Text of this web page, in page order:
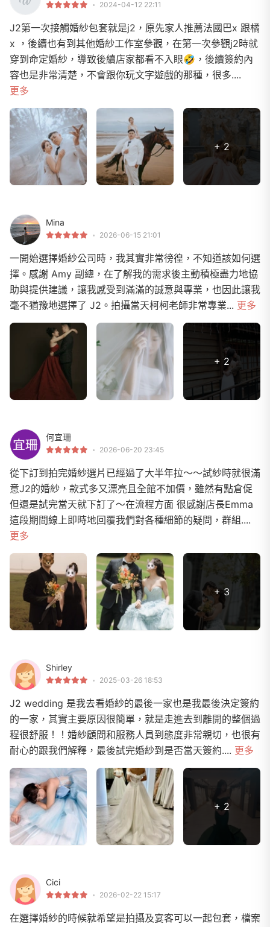
2024-04-12 22:11
J2第一次接觸婚紗包套就是j2，原先家人推薦法國巴x 跟橘
x ，後續也有到其他婚紗工作室參觀，在第一次參觀j2時就
穿到命定婚紗，導致後續店家都看不入眼🤣，後續簽約內
容也是非常清楚，不會跟你玩文字遊戲的那種，很多....
更多
+ 2
Mina
2026-06-15 21:01
一開始選擇婚紗公司時，我其實非常徬徨，不知道該如何選
擇。感謝 Amy 副總，在了解我的需求後主動積極盡力地協
助與提供建議，讓我感受到滿滿的誠意與專業，也因此讓我
毫不猶豫地選擇了 J2。拍攝當天柯柯老師非常專業... 更多
+ 2
何宜珊
2026-06-20 23:45
從下訂到拍完婚紗選片已經過了大半年拉～～試紗時就很滿
意J2的婚紗，款式多又漂亮且全館不加價，雖然有點倉促
但還是試完當天就下訂了～在流程方面 很感謝店長Emma
這段期間線上即時地回覆我們對各種細節的疑問，群組....
更多
+ 3
Shirley
2025-03-26 18:53
J2 wedding 是我去看婚紗的最後一家也是我最後決定簽約
的一家，其實主要原因很簡單，就是走進去到離開的整個過
程很舒服！！婚紗顧問和服務人員到態度非常親切，也很有
耐心的跟我們解釋，最後試完婚紗到是否當天簽約.... 更多
+ 2
Cici
2026-02-22 15:17
在選擇婚紗的時候就希望是拍攝及宴客可以一起包套，檔案